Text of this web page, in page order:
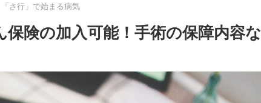
「さ行」で始まる病気
険の加入可能！手術の保障内容な